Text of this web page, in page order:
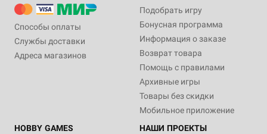
Способы оплаты
Службы доставки
Адреса магазинов
Подобрать игру
Бонусная программа
Информация о заказе
Возврат товара
Помощь с правилами
Архивные игры
Товары без скидки
Мобильное приложение
HOBBY GAMES
НАШИ ПРОЕКТЫ